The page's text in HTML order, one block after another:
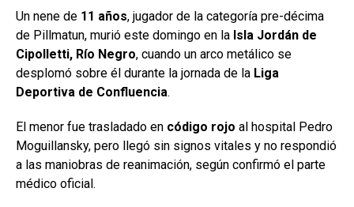
Un nene de 11 años, jugador de la categoría pre-décima
de Pillmatun, murió este domingo en la Isla Jordán de
Cipolletti, Río Negro, cuando un arco metálico se
desplomó sobre él durante la jornada de la Liga
Deportiva de Confluencia.
El menor fue trasladado en código rojo al hospital Pedro
Moguillansky, pero llegó sin signos vitales y no respondió
a las maniobras de reanimación, según confirmó el parte
médico oficial.